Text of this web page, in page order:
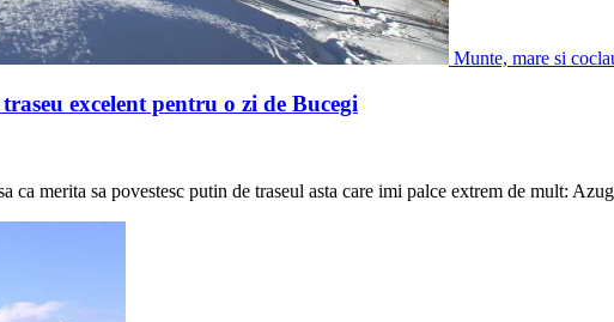
Munte, mare si
excelent pentru o zi de Bucegi
ca merita sa povestesc putin de traseul asta care imi palce extrem de mult: